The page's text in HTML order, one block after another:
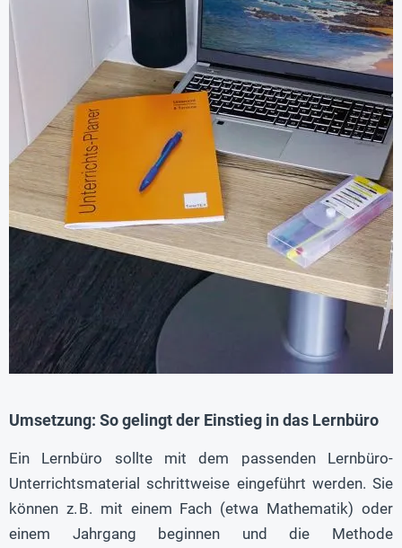
Umsetzung: So gelingt der Einstieg in das Lernbüro
Ein Lernbüro sollte mit dem passenden Lernbüro-
Unterrichtsmaterial schrittweise eingeführt werden. Sie
können z. B. mit einem Fach (etwa Mathematik) oder
einem Jahrgang beginnen und die Methode